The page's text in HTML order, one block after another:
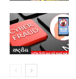
રાષ્ટ્રીય